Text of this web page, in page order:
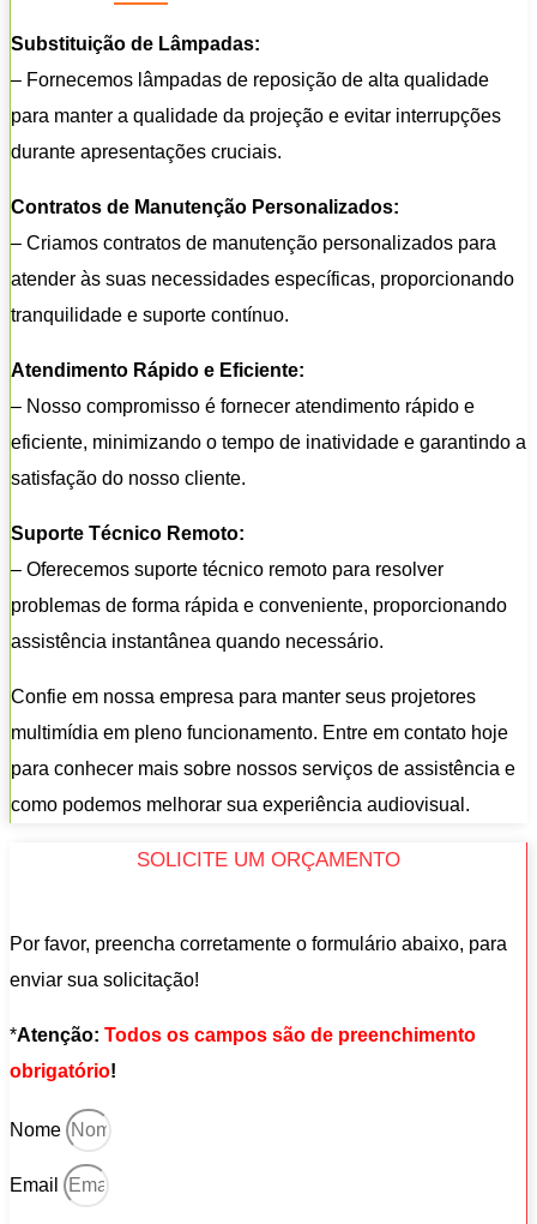
Substituição de Lâmpadas:
– Fornecemos lâmpadas de reposição de alta qualidade
para manter a qualidade da projeção e evitar interrupções
durante apresentações cruciais.
Contratos de Manutenção Personalizados:
– Criamos contratos de manutenção personalizados para
atender às suas necessidades específicas, proporcionando
tranquilidade e suporte contínuo.
Atendimento Rápido e Eficiente:
– Nosso compromisso é fornecer atendimento rápido e
eficiente, minimizando o tempo de inatividade e garantindo a
satisfação do nosso cliente.
Suporte Técnico Remoto:
– Oferecemos suporte técnico remoto para resolver
problemas de forma rápida e conveniente, proporcionando
assistência instantânea quando necessário.
Confie em nossa empresa para manter seus projetores
multimídia em pleno funcionamento. Entre em contato hoje
para conhecer mais sobre nossos serviços de assistência e
como podemos melhorar sua experiência audiovisual.
SOLICITE UM ORÇAMENTO
Por favor, preencha corretamente o formulário abaixo, para
enviar sua solicitação!
*Atenção: Todos os campos são de preenchimento
obrigatório!
Nome
Email